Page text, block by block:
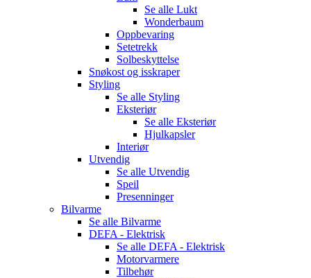
Se alle Lukt
Wonderbaum
Oppbevaring
Setetrekk
Solbeskyttelse
Snøkost og isskraper
Styling
Se alle Styling
Eksteriør
Se alle Eksteriør
Hjulkapsler
Interiør
Utvendig
Se alle Utvendig
Speil
Presenninger
Bilvarme
Se alle Bilvarme
DEFA - Elektrisk
Se alle DEFA - Elektrisk
Motorvarmere
Tilbehør